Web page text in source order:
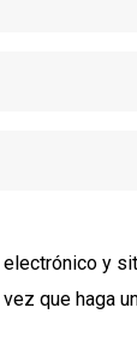
electrónico y
que haga